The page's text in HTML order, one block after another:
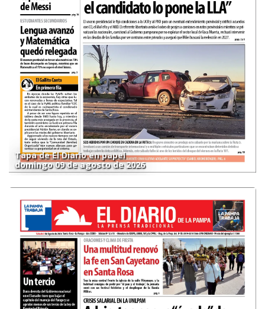
Tapa de El Diario en papel
domingo 09 de agosto de 2026